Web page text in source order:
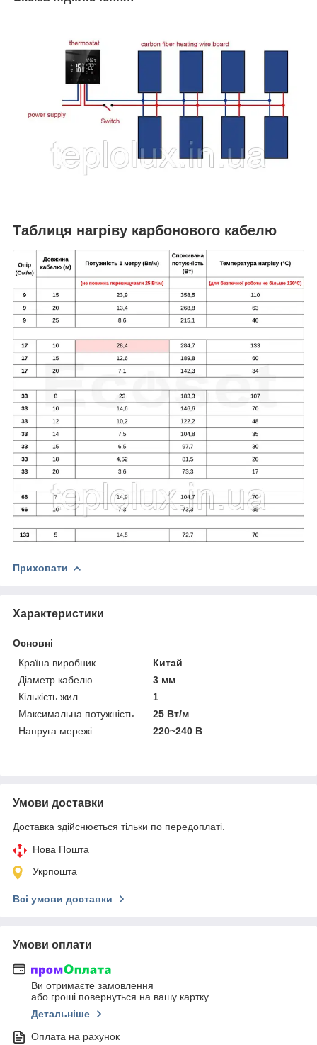
Таблиця нагріву карбонового кабелю
Приховати
Характеристики
Основні
Країна виробник
Китай
Діаметр кабелю
3 мм
Кількість жил
1
Максимальна потужність
25 Вт/м
Напруга мережі
220~240 В
Умови доставки
Доставка здійснюється тільки по передоплаті.
Нова Пошта
Укрпошта
Всі умови доставки
Умови оплати
Ви отримаєте замовлення
або гроші повернуться на вашу картку
Детальніше
Оплата на рахунок